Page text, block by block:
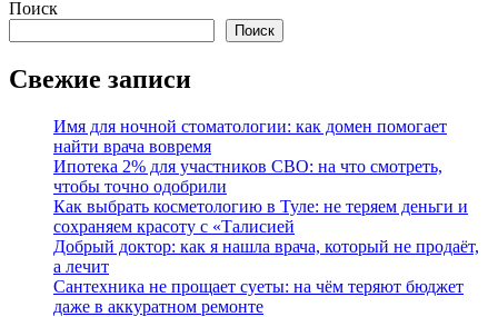
Поиск
Поиск
Свежие записи
Имя для ночной стоматологии: как домен помогает
найти врача вовремя
Ипотека 2% для участников СВО: на что смотреть,
чтобы точно одобрили
Как выбрать косметологию в Туле: не теряем деньги и
сохраняем красоту с «Талисией
Добрый доктор: как я нашла врача, который не продаёт,
а лечит
Сантехника не прощает суеты: на чём теряют бюджет
даже в аккуратном ремонте